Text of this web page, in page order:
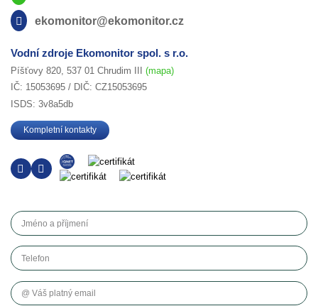
ekomonitor@ekomonitor.cz
Vodní zdroje Ekomonitor spol. s r.o.
Píšťovy 820, 537 01 Chrudim III (mapa)
IČ: 15053695 / DIČ: CZ15053695
ISDS: 3v8a5db
Kompletní kontakty
Jméno a příjmení
Telefon
Váš platný email